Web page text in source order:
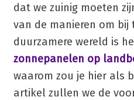
dat we zuinig moeten
van de manieren om bij
duurzamere wereld is
zonnepanelen op
waarom zou je hier als
artikel zullen we de